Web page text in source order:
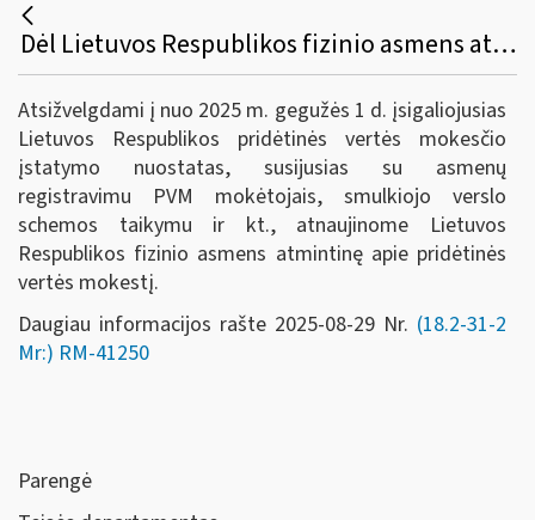
Dėl Lietuvos Respublikos fizinio asmens atmintinės apie Pridėtinės vertės mokestį atnaujinimo
Atsižvelgdami į nuo 2025 m. gegužės 1 d. įsigaliojusias
Lietuvos Respublikos pridėtinės vertės mokesčio
įstatymo nuostatas, susijusias su asmenų
registravimu PVM mokėtojais, smulkiojo verslo
schemos taikymu ir kt., atnaujinome Lietuvos
Respublikos fizinio asmens atmintinę apie pridėtinės
vertės mokestį.
Daugiau informacijos rašte 2025-08-29 Nr. (18.2-31-2
Mr:) RM-41250
Parengė